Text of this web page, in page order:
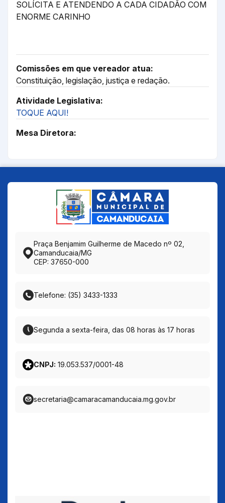
SOLÍCITA E ATENDENDO A CADA CIDADÃO COM
ENORME CARINHO
Comissões em que vereador atua:
Constituição, legislação, justiça e redação.
Atividade Legislativa:
TOQUE AQUI!
Mesa Diretora:
Praça Benjamim Guilherme de Macedo nº 02,
Camanducaia/MG
CEP: 37650-000
Telefone: (35) 3433-1333
Segunda a sexta-feira, das 08 horas às 17 horas
CNPJ: 19.053.537/0001-48
secretaria@camaracamanducaia.mg.gov.br